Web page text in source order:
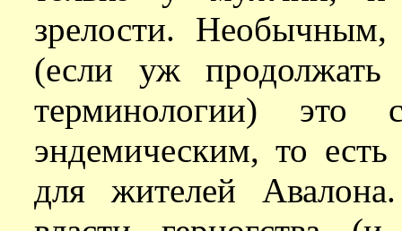
зрелости.
(если уж продолжать
терминологии) это
эндемическим, то
для жителей